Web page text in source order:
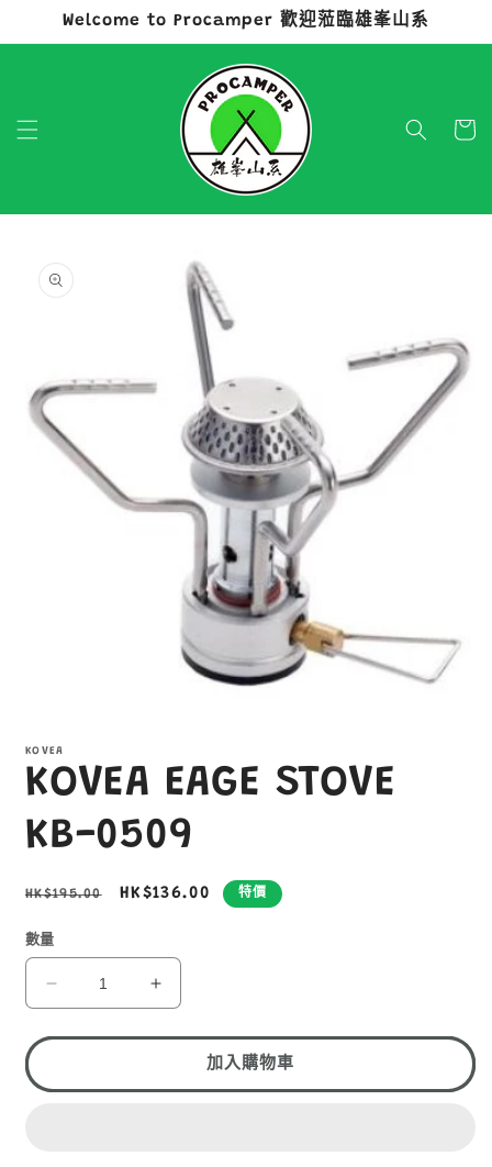
跳至內容
Welcome to Procamper 歡迎蒞臨雄峯山系
物
資訊
視
中
開
多
體
檔
KOVEA
KOVEA EAGE STOVE
KB-0509
定
HK$195.00
售
HK$136.00 特價
數量
KOVEA
EAGE
STOVE
0509
KOVEA
EAGE
STOVE
0509
加入購物車